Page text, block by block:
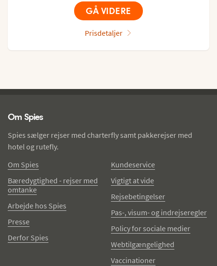
GÅ VIDERE
Prisdetaljer
Om Spies
Spies sælger rejser med charterfly samt pakkerejser med
hotel og rutefly.
Om Spies
Bæredygtighed - rejser med
omtanke
Arbejde hos Spies
Presse
Derfor Spies
Kundeservice
Vigtigt at vide
Rejsebetingelser
Pas-, visum- og indrejseregler
Policy for sociale medier
Webtilgængelighed
Vaccinationer